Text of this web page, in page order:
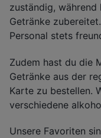
zuständig, während
Getränke
Personal stets
Zudem hast du die
Getränke aus der
Karte zu bestellen.
verschiedene
Unsere Favoriten